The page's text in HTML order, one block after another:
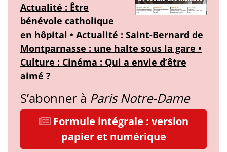
Actualité : Être
bénévole catholique
en hôpital • Actualité : Saint-Bernard de
Montparnasse : une halte sous la gare •
Culture : Cinéma : Qui a envie d’être
aimé ?
S’abonner à Paris Notre-Dame
Formule intégrale : version
papier et numérique